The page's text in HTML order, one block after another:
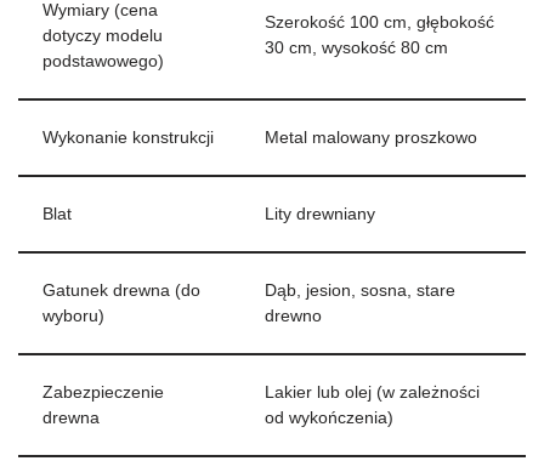
Wymiary (cena
dotyczy modelu
podstawowego)
Szerokość 100 cm, głębokość
30 cm, wysokość 80 cm
Wykonanie konstrukcji Metal malowany proszkowo
Blat Lity drewniany
Gatunek drewna (do
wyboru)
Dąb, jesion, sosna, stare
drewno
Zabezpieczenie
drewna
Lakier lub olej (w zależności
od wykończenia)